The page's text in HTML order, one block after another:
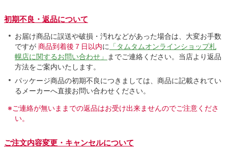
初期不良・返品について
お届け商品に誤送や破損・汚れなどがあった場合は、大変お手数
ですが 商品到着後７日以内に 「タムタムオンラインショップ札
幌店に関するお問い合わせ」
までご連絡ください。当店より返品
方法をご案内いたします。
パッケージ商品の初期不良につきましては、商品に記載されてい
るメーカーへ直接お問い合わせください。
※ご連絡が無いままでの返品はお受け出来ませんのでご注意くださ
い。
ご注文内容変更・キャンセルについて